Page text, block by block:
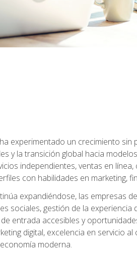
experimentado un crecimiento
y la transición global hacia
independientes, ventas en
con habilidades en marketing,
expandiéndose, las empresas
sociales, gestión de la
entrada accesibles y
digital, excelencia en servicio
moderna.